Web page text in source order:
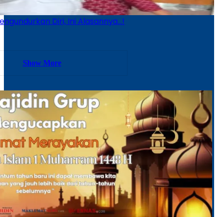
Diri, Ini Alasannya…!
Show More